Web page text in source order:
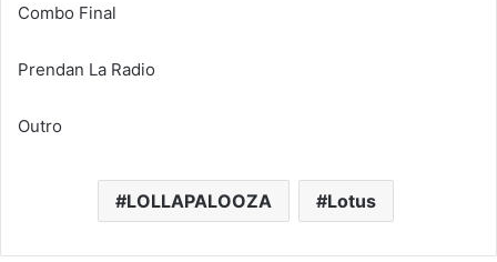
Combo Final
Prendan La Radio
Outro
LOLLAPALOOZA Lotus